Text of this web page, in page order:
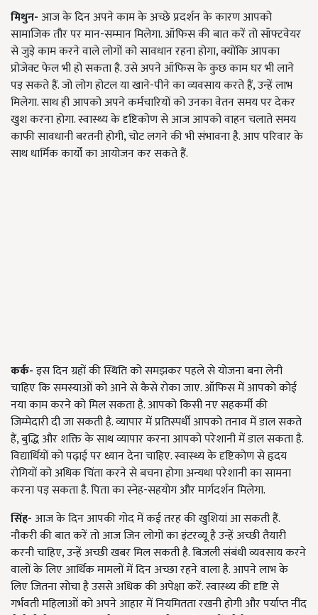
मिथुन- आज के दिन अपने काम के अच्छे प्रदर्शन के कारण आपको
सामाजिक तौर पर मान-सम्मान मिलेगा. ऑफिस की बात करें तो सॉफ्टवेयर
से जुड़े काम करने वाले लोगों को सावधान रहना होगा, क्योंकि आपका
प्रोजेक्ट फेल भी हो सकता है. उसे अपने ऑफिस के कुछ काम घर भी लाने
पड़ सकते हैं. जो लोग होटल या खाने-पीने का व्यवसाय करते हैं, उन्हें लाभ
मिलेगा. साथ ही आपको अपने कर्मचारियों को उनका वेतन समय पर देकर
खुश करना होगा. स्वास्थ्य के दृष्टिकोण से आज आपको वाहन चलाते समय
काफी सावधानी बरतनी होगी, चोट लगने की भी संभावना है. आप परिवार के
साथ धार्मिक कार्यों का आयोजन कर सकते हैं.
कर्क-इस दिन ग्रहों की स्थिति को समझकर पहले से योजना बना लेनी
चाहिए कि समस्याओं को आने से कैसे रोका जाए. ऑफिस में आपको कोई
नया काम करने को मिल सकता है. आपको किसी नए सहकर्मी की
जिम्मेदारी दी जा सकती है. व्यापार में प्रतिस्पर्धी आपको तनाव में डाल सकते
हैं, बुद्धि और शक्ति के साथ व्यापार करना आपको परेशानी में डाल सकता है.
विद्यार्थियों को पढ़ाई पर ध्यान देना चाहिए. स्वास्थ्य के दृष्टिकोण से हृदय
रोगियों को अधिक चिंता करने से बचना होगा अन्यथा परेशानी का सामना
करना पड़ सकता है. पिता का स्नेह-सहयोग और मार्गदर्शन मिलेगा.
सिंह- आज के दिन आपकी गोद में कई तरह की खुशियां आ सकती हैं.
नौकरी की बात करें तो आज जिन लोगों का इंटरव्यू है उन्हें अच्छी तैयारी
करनी चाहिए, उन्हें अच्छी खबर मिल सकती है. बिजली संबंधी व्यवसाय करने
वालों के लिए आर्थिक मामलों में दिन अच्छा रहने वाला है. आपने लाभ के
लिए जितना सोचा है उससे अधिक की अपेक्षा करें. स्वास्थ्य की दृष्टि से
गर्भवती महिलाओं को अपने आहार में नियमितता रखनी होगी और पर्याप्त नींद